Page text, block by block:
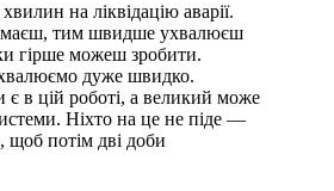
на ліквідацію аварії.
маєш, тим швидше ухвалюєш
гірше можеш зробити.
дуже швидко.
в цій роботі, а великий може
Ніхто на це не піде —
щоб потім дві доби